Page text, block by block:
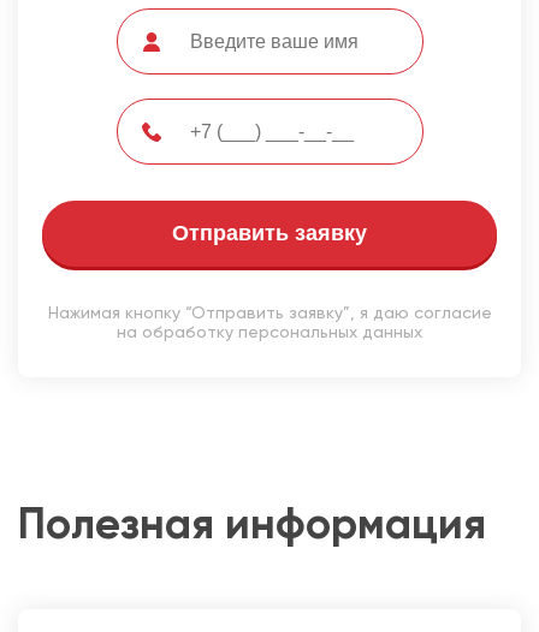
Отправить заявку
Нажимая кнопку “Отправить заявку”, я даю согласие
на обработку персональных данных
Полезная информация